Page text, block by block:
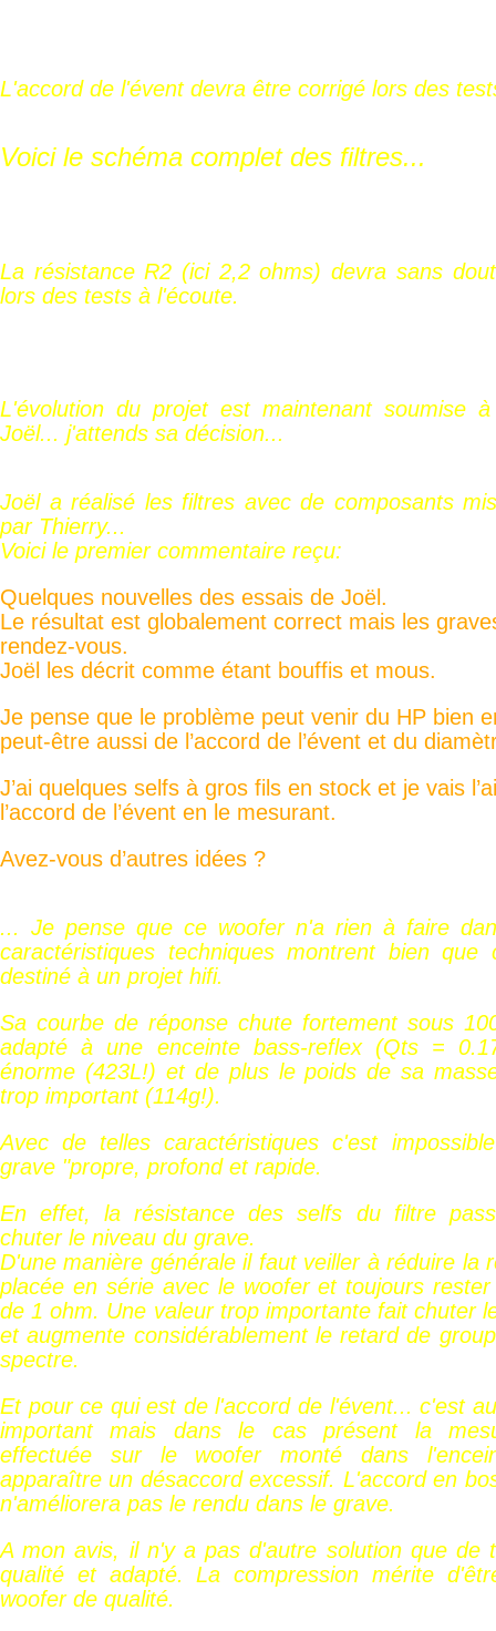
L'accord de l'évent devra être corrigé lors des
Voici le schéma complet des filtres...
La résistance R2 (ici 2,2 ohms) devra sans
lors des tests à l'écoute.
L'évolution du projet est maintenant soumise
Joël... j'attends sa décision...
Joël a réalisé les filtres avec de composants
par Thierry...
Voici le premier commentaire reçu:
Quelques nouvelles des essais de Joël.
Le résultat est globalement correct mais les
rendez-vous.
Joël les décrit comme étant bouffis et mous.
Je pense que le problème peut venir du HP bien
peut-être aussi de l’accord de l’évent et du
J’ai quelques selfs à gros fils en stock et je vais
l’accord de l’évent en le mesurant.
Avez-vous d’autres idées ?
... Je pense que ce woofer n'a rien à faire
caractéristiques techniques montrent bien
destiné à un projet hifi.
Sa courbe de réponse chute fortement sous
adapté à une enceinte bass-reflex (Qts =
énorme (423L!) et de plus le poids de sa
trop important (114g!).
Avec de telles caractéristiques c'est
grave "propre, profond et rapide.
En effet, la résistance des selfs du filtre
chuter le niveau du grave.
D'une manière générale il faut veiller à réduire la
placée en série avec le woofer et toujours
de 1 ohm. Une valeur trop importante fait chuter
et augmente considérablement le retard de
spectre.
Et pour ce qui est de l'accord de l'évent... c'est
important mais dans le cas présent la
effectuée sur le woofer monté dans
apparaître un désaccord excessif. L'accord en
n'améliorera pas le rendu dans le grave.
A mon avis, il n'y a pas d'autre solution que de
qualité et adapté. La compression mérite
woofer de qualité.